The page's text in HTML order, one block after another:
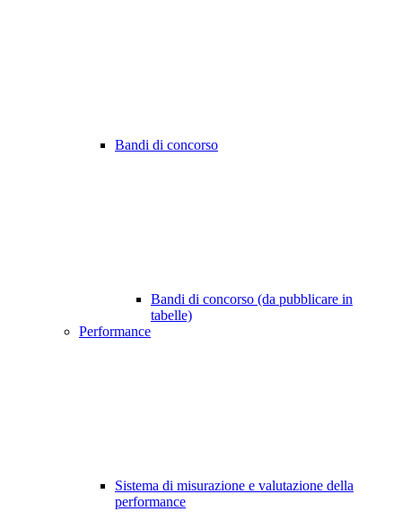
Bandi di concorso
Bandi di concorso (da pubblicare in
tabelle)
Performance
Sistema di misurazione e valutazione della
performance